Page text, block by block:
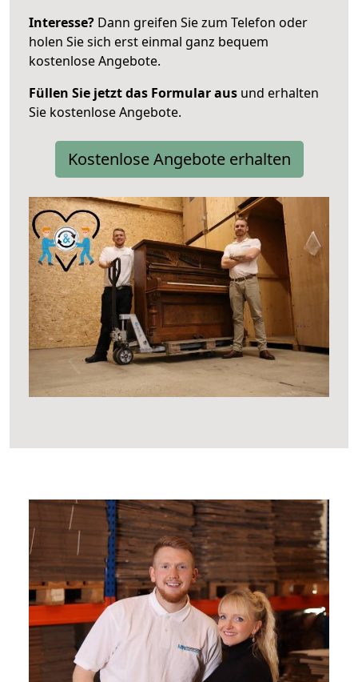
Interesse? Dann greifen Sie zum Telefon oder
holen Sie sich erst einmal ganz bequem
kostenlose Angebote.
Füllen Sie jetzt das Formular aus und erhalten
Sie kostenlose Angebote.
Kostenlose Angebote erhalten